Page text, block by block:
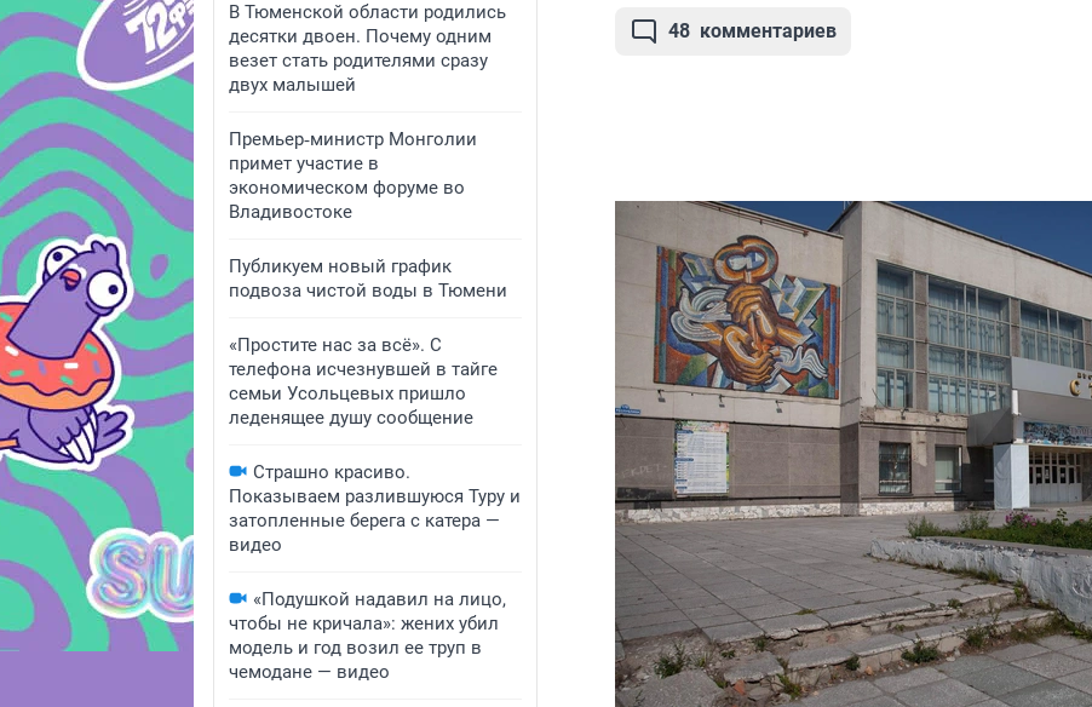
В Тюменской области родились
десятки двоен. Почему одним
везет стать родителями сразу
двух малышей
Премьер‑министр Монголии
примет участие в
экономическом форуме во
Владивостоке
Публикуем новый график
подвоза чистой воды в Тюмени
«Простите нас за всё». С
телефона исчезнувшей в тайге
семьи Усольцевых пришло
леденящее душу сообщение
Страшно красиво.
Показываем разлившуюся Туру и
затопленные берега с катера —
видео
«Подушкой надавил на лицо,
чтобы не кричала»: жених убил
модель и год возил ее труп в
чемодане — видео
48 комментариев